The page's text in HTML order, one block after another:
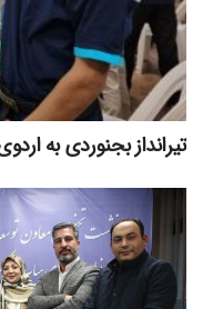
تیرانداز بجنوردی به